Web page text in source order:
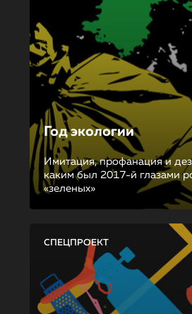
Год экологии
Имитация, профанация и
каким был 2017-й глазами
«зеленых»
СПЕЦПРОЕКТ